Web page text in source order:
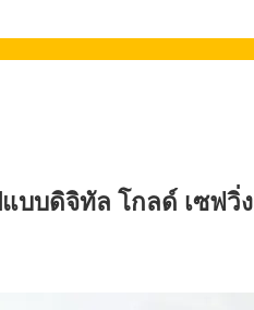
ดอกเบี้ย
มเมืองหาดใหญ่
ห้สอดคล้องภาระงานจริง
บบดิจิทัล โกลด์ เซฟวิ่ง